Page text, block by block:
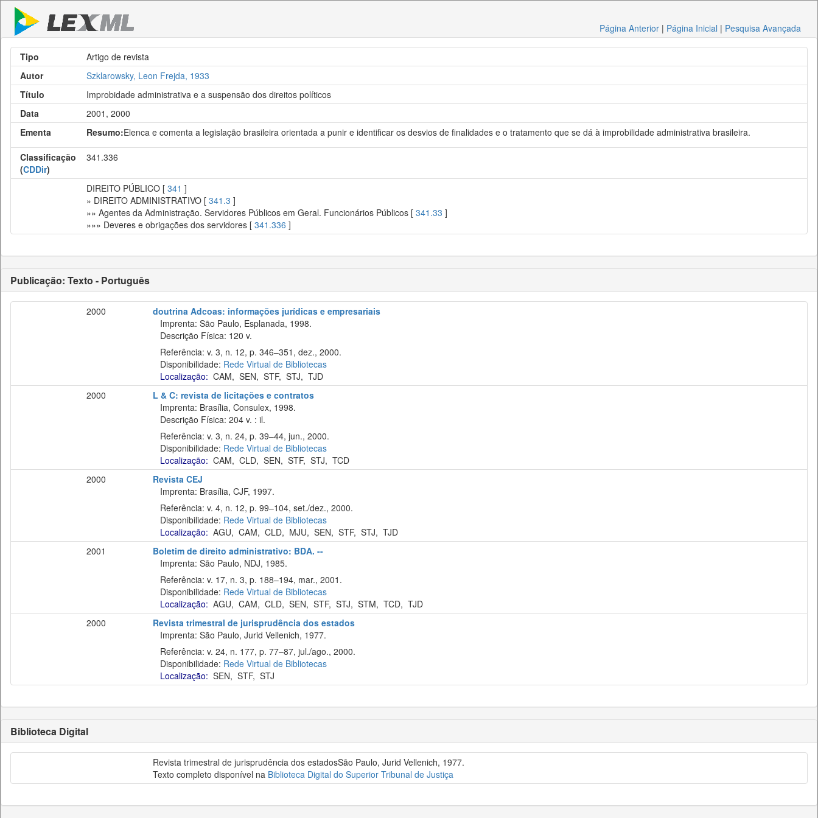
Página Anterior | Página Inicial | Pesquisa Avançada
Tipo
Artigo de revista
Autor
Szklarowsky, Leon Frejda, 1933
Título
Improbidade administrativa e a suspensão dos direitos políticos
Data
2001, 2000
Ementa
Resumo:Elenca e comenta a legislação brasileira orientada a punir e identificar os desvios de finalidades e o tratamento que se dá à improbilidade administrativa brasileira.
Classificação
(CDDir)
341.336
DIREITO PÚBLICO [ 341 ]
» DIREITO ADMINISTRATIVO [ 341.3 ]
»» Agentes da Administração. Servidores Públicos em Geral. Funcionários Públicos [ 341.33 ]
»»» Deveres e obrigações dos servidores [ 341.336 ]
Publicação: Texto - Português
2000
doutrina Adcoas: informações jurídicas e empresariais
Imprenta: São Paulo, Esplanada, 1998.
Descrição Física: 120 v.
Referência: v. 3, n. 12, p. 346–351, dez., 2000.
Disponibilidade: Rede Virtual de Bibliotecas
Localização: CAM, SEN, STF, STJ, TJD
2000
L & C: revista de licitações e contratos
Imprenta: Brasília, Consulex, 1998.
Descrição Física: 204 v. : il.
Referência: v. 3, n. 24, p. 39–44, jun., 2000.
Disponibilidade: Rede Virtual de Bibliotecas
Localização: CAM, CLD, SEN, STF, STJ, TCD
2000
Revista CEJ
Imprenta: Brasília, CJF, 1997.
Referência: v. 4, n. 12, p. 99–104, set./dez., 2000.
Disponibilidade: Rede Virtual de Bibliotecas
Localização: AGU, CAM, CLD, MJU, SEN, STF, STJ, TJD
2001
Boletim de direito administrativo: BDA. --
Imprenta: São Paulo, NDJ, 1985.
Referência: v. 17, n. 3, p. 188–194, mar., 2001.
Disponibilidade: Rede Virtual de Bibliotecas
Localização: AGU, CAM, CLD, SEN, STF, STJ, STM, TCD, TJD
2000
Revista trimestral de jurisprudência dos estados
Imprenta: São Paulo, Jurid Vellenich, 1977.
Referência: v. 24, n. 177, p. 77–87, jul./ago., 2000.
Disponibilidade: Rede Virtual de Bibliotecas
Localização: SEN, STF, STJ
Biblioteca Digital
Revista trimestral de jurisprudência dos estadosSão Paulo, Jurid Vellenich, 1977.
Texto completo disponível na Biblioteca Digital do Superior Tribunal de Justiça